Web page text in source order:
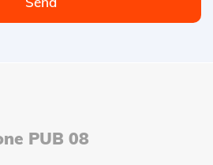
PUB 08